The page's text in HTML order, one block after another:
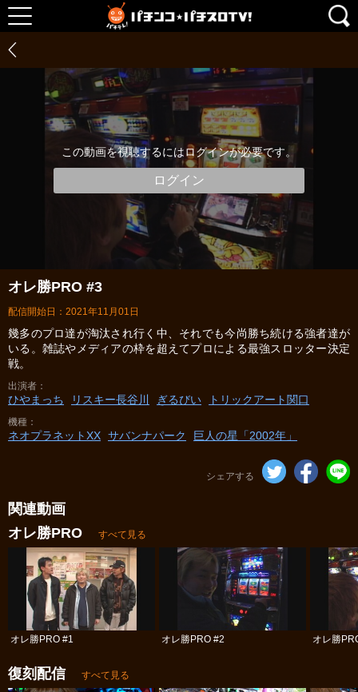
この動画を視聴するにはログインが必要です。
ログイン
オレ勝PRO #3
配信開始日：2021年11月01日
幾多のプロ達が淘汰され行く中、それでも今尚勝ち続ける強者達が
いる。雑誌やメディアの枠を超えてプロによる最強スロッター決定
戦。
出演者
ひやまっち リスキー長谷川 ぎるびい トリックアート関口
機種
ネオプラネットXX サバンナパーク 巨人の星「2002年」
シェアする
関連動画
オレ勝PRO
すべて見る
オレ勝PRO #1 オレ勝PRO #2 オレ勝
復刻配信 すべて見る